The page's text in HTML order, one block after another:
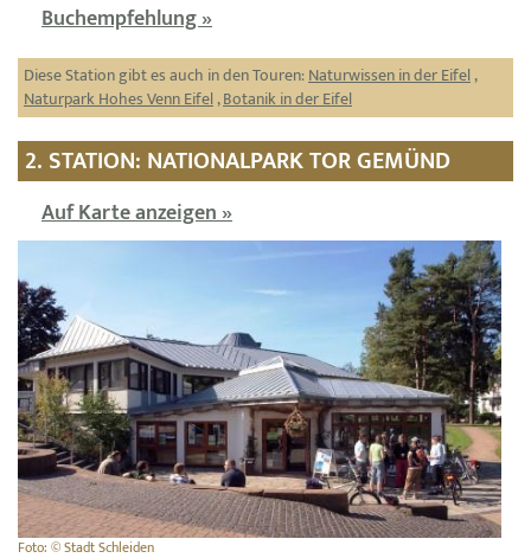
Buchempfehlung »
Diese Station gibt es auch in den Touren:Naturwissen in der Eifel,
Naturpark Hohes Venn Eifel,Botanik in der Eifel
2. STATION: NATIONALPARK TOR GEMÜND
Auf Karte anzeigen »
Foto: © Stadt Schleiden